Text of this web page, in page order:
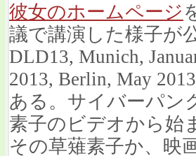
彼女のホームページ
議で講演した様子が
DLD13, Munich,
2013, Berlin, May
ある。サイバーパン
素子のビデオから始
その草薙素子か、映